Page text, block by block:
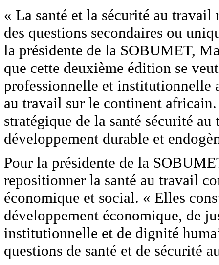
« La santé et la sécurité au travail
des questions secondaires ou
la présidente de la SOBUMET,
que cette deuxième édition se
professionnelle et institutionnelle
au travail sur le continent
stratégique de la santé sécurité
développement durable et
Pour la présidente de la
repositionner la santé au travail
économique et social. « Elles
développement économique, de
institutionnelle et de dignité
questions de santé et de sécurité